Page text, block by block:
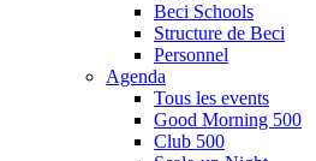
Beci Schools
Structure de Beci
Personnel
Agenda
Tous les events
Good Morning 500
Club 500